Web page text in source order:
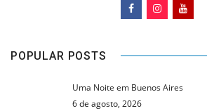
POPULAR POSTS
Uma Noite em Buenos Aires
6 de agosto, 2026